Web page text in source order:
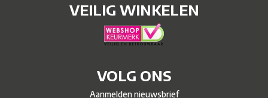
VEILIG WINKELEN
VOLG ONS
Aanmelden nieuwsbrief